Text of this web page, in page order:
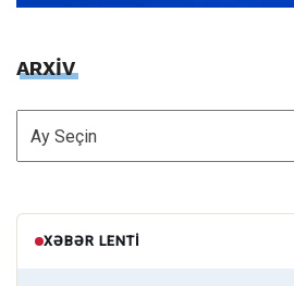
ARXİV
ARXİV
XƏBƏR LENTI